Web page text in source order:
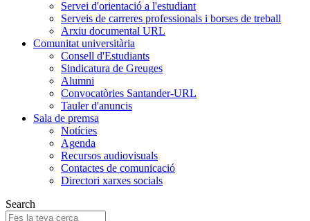
Servei d'orientació a l'estudiant
Serveis de carreres professionals i borses de treball
Arxiu documental URL
Comunitat universitària
Consell d'Estudiants
Sindicatura de Greuges
Alumni
Convocatòries Santander-URL
Tauler d'anuncis
Sala de premsa
Notícies
Agenda
Recursos audiovisuals
Contactes de comunicació
Directori xarxes socials
Search